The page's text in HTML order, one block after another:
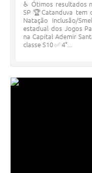
♿️ Ótimos resultados
SP 🏆Catanduva tem
Natação Inclusão/
estadual dos Jogos
na Capital Ademir
classe S10 ✅ 4°...